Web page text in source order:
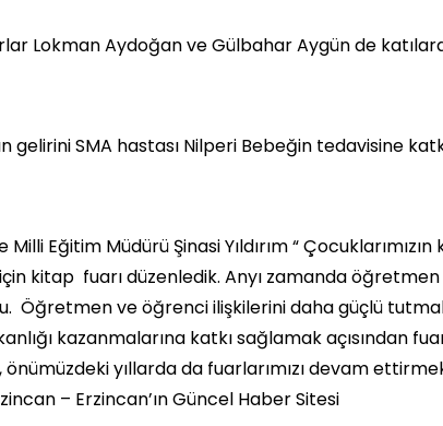
Lokman Aydoğan ve Gülbahar Aygün de
gelirini SMA hastası Nilperi Bebeğin tedavisine
Eğitim Müdürü Şinasi Yıldırım “
kitap fuarı düzenledik. Anyı zamanda öğretmen
Öğretmen ve öğrenci ilişkilerini daha güçlü
kazanmalarına katkı sağlamak açısından
yıllarda da fuarlarımızı devam
– Erzincan’ın Güncel Haber Sitesi